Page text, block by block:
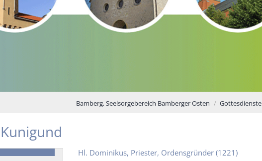
Bamberg, Seelsorgebereich Bamberger Osten Gottesdienste
Hl. Dominikus, Priester, Ordensgründer (1221)